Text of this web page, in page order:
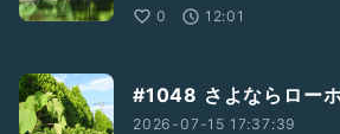
0
12:01
#1048 さよならロー
2026-07-15 17:37:39